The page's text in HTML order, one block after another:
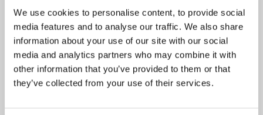
We use cookies to personalise content, to provide social
media features and to analyse our traffic. We also share
information about your use of our site with our social
media and analytics partners who may combine it with
other information that you’ve provided to them or that
they’ve collected from your use of their services.
Biotalousteemat
Rahoitettavat tutkimushankkeet liittyvät pääasiassa
ruokaan ja ravinteisiin. Rakentamiseen liittyen
maatalousrakentamisen tutkimus lukeutuu mukaan.
Energia-alalta haettavaksi sopii maatalouden